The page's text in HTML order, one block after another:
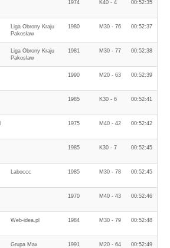
1974 K40 - 4 00:52:35
Liga Obrony Kraju
Pakosław
1980 M30 - 76 00:52:37
Liga Obrony Kraju
Pakoslaw
1981 M30 - 77 00:52:38
1990 M20 - 63 00:52:39
1985 K30 - 6 00:52:41
1975 M40 - 42 00:52:42
1985 K30 - 7 00:52:45
Laboccc 1985 M30 - 78 00:52:45
1970 M40 - 43 00:52:46
Web-idea.pl 1984 M30 - 79 00:52:48
Grupa Max 1991 M20 - 64 00:52:49